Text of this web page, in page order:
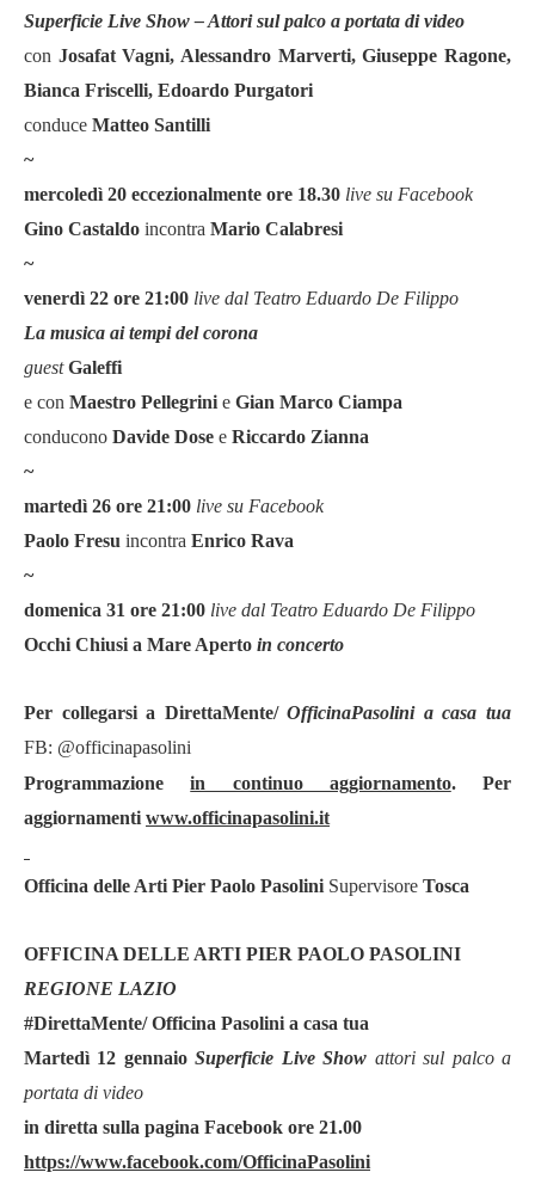
Superficie Live Show – Attori sul palco a portata di video
con Josafat Vagni, Alessandro Marverti, Giuseppe Ragone,
Bianca Friscelli, Edoardo Purgatori
conduce Matteo Santilli
~
mercoledì 20 eccezionalmente ore 18.30 live su Facebook
Gino Castaldo incontra Mario Calabresi
~
venerdì 22 ore 21:00 live dal Teatro Eduardo De Filippo
La musica ai tempi del corona
guest Galeffi
e con Maestro Pellegrini e Gian Marco Ciampa
conducono Davide Dose e Riccardo Zianna
~
martedì 26 ore 21:00 live su Facebook
Paolo Fresu incontra Enrico Rava
~
domenica 31 ore 21:00 live dal Teatro Eduardo De Filippo
Occhi Chiusi a Mare Aperto in concerto
Per collegarsi a DirettaMente/OfficinaPasolini a casa tua
FB: @officinapasolini
Programmazionein continuo aggiornamento. Per
aggiornamenti www.officinapasolini.it
Officina delle Arti Pier Paolo Pasolini Supervisore Tosca
OFFICINA DELLE ARTI PIER PAOLO PASOLINI
REGIONE LAZIO
#DirettaMente/ Officina Pasolini a casa tua
Martedì 12 gennaioSuperficie Live Show attori sul palco a
portata di video
in diretta sulla pagina Facebook ore 21.00
https://www.facebook.com/OfficinaPasolini